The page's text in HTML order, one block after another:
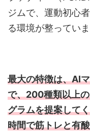
ジムで、運動初心
る環境が整っていま
最大の特徴は、AI
で、200種類以上
グラムを提案して
時間で筋トレと有